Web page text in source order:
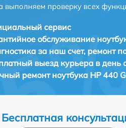
выполняем проверку всех
сервис
обслуживание
за наш счет, ремонт
выезд курьера в день
ремонт ноутбука HP 440
Бесплатная